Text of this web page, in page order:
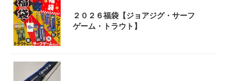
２０２６福袋【ジョアジグ・サーフ
ゲーム・トラウト】